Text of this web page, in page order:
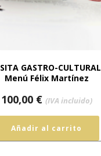
GASTRO-CULTURAL
Menú Félix Martínez
100,00 € (IVA incluido)
Añadir al carrito